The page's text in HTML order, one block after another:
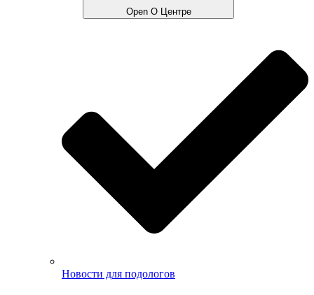
Open О Центре
Новости для подологов